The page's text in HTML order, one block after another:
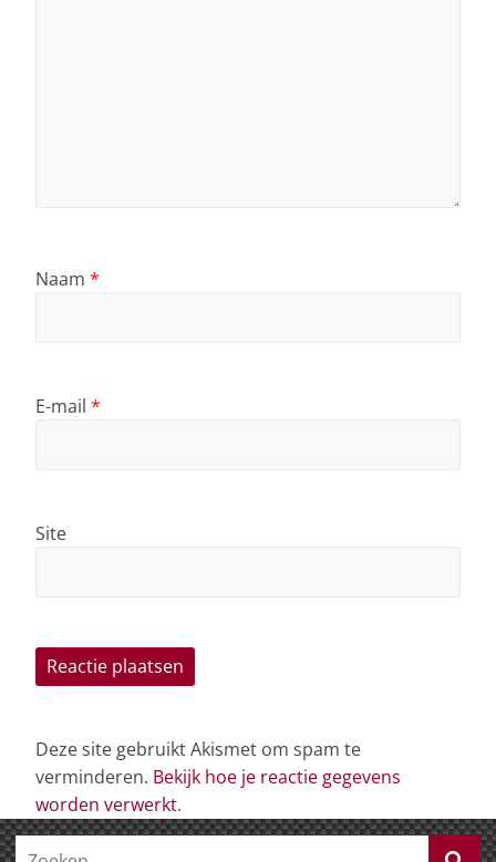
Naam *
E-mail *
Site
Deze site gebruikt Akismet om spam te
verminderen. Bekijk hoe je reactie gegevens
worden verwerkt.